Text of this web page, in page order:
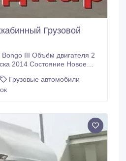
Грузовой
Bongo III Объём двигателя 2
2014 Состояние Новое
грузовик Привод 4x4
Топливо Дизель Руль
Грузовые автомобили